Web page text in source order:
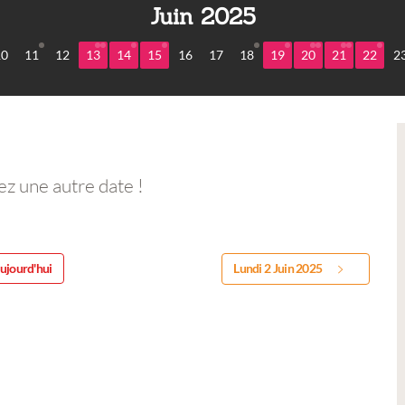
Juin 2025
11 12 13 14 15 16 17 18 19 20 21 22
une autre date !
Lundi 2 Juin 2025